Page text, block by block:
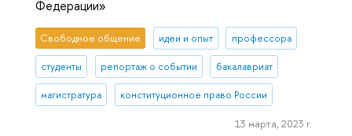
Федерации»
Свободное общение идеи и опыт профессора
студенты репортаж о событии бакалавриат
магистратура конституционное право России
13 марта, 2023 г.